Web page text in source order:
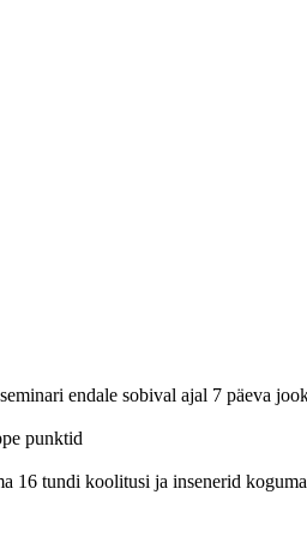
endale sobival ajal 7 päeva
punktid
16 tundi koolitusi ja insenerid